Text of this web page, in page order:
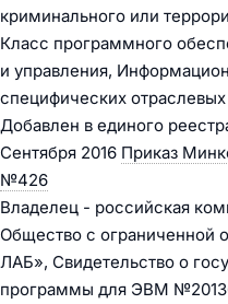
криминального или
Класс программного
и управления,
специфических отраслевых
Добавлен в единого
Сентября 2016 Приказ
№426
Владелец - российская
Общество с ограниченной
ЛАБ», Свидетельство о
программы для ЭВМ